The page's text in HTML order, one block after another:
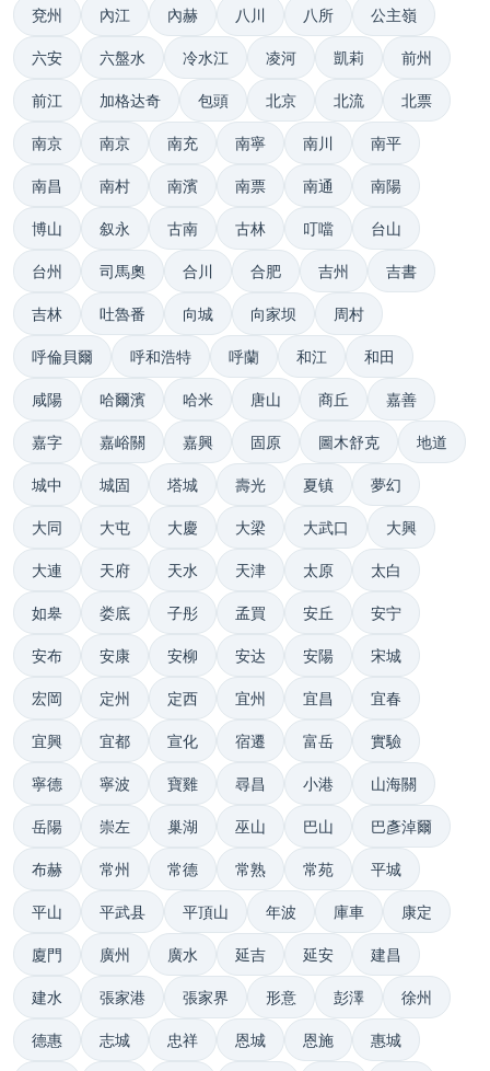
兗州 內江 內赫 八川 八所 公主嶺
六安 六盤水 冷水江 凌河 凱莉 前州
前江 加格达奇 包頭 北京 北流 北票
南京 南京 南充 南寧 南川 南平
南昌 南村 南濱 南票 南通 南陽
博山 叙永 古南 古林 叮噹 台山
台州 司馬奧 合川 合肥 吉州 吉書
吉林 吐魯番 向城 向家坝 周村
呼倫貝爾 呼和浩特 呼蘭 和江 和田
咸陽 哈爾濱 哈米 唐山 商丘 嘉善
嘉字 嘉峪關 嘉興 固原 圖木舒克 地道
城中 城固 塔城 壽光 夏镇 夢幻
大同 大屯 大慶 大梁 大武口 大興
大連 天府 天水 天津 太原 太白
如皋 娄底 子彤 孟買 安丘 安宁
安布 安康 安柳 安达 安陽 宋城
宏岡 定州 定西 宜州 宜昌 宜春
宜興 宜都 宣化 宿遷 富岳 實驗
寧德 寧波 寶雞 尋昌 小港 山海關
岳陽 崇左 巢湖 巫山 巴山 巴彥淖爾
布赫 常州 常德 常熟 常苑 平城
平山 平武县 平頂山 年波 庫車 康定
廈門 廣州 廣水 延吉 延安 建昌
建水 張家港 張家界 形意 彭澤 徐州
德惠 志城 忠祥 恩城 恩施 惠城